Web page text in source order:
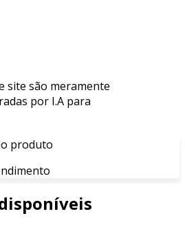
site são meramente
por I.A para
produto